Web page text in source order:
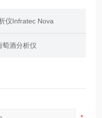
仪Infratec Nova
酒分析仪